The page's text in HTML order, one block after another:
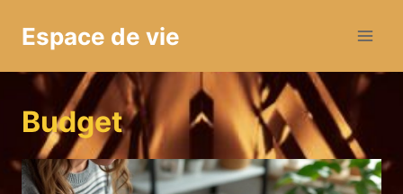
Espace de vie
Budget